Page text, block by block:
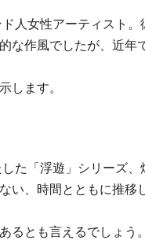
人女性アーティスト
な作風でしたが、近
します。
た「浮遊」シリーズ
い、時間とともに推
るとも言えるでしょう